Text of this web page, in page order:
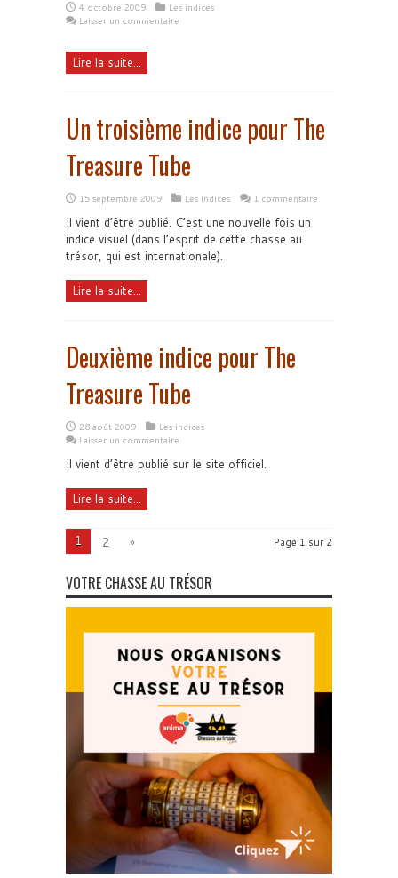
4 octobre 2009
Les indices
Laisser un commentaire
Lire la suite...
Un troisième indice pour The
Treasure Tube
15 septembre 2009 Les indices 1 commentaire
Il vient d’être publié. C’est une nouvelle fois un
indice visuel (dans l’esprit de cette chasse au
trésor, qui est internationale).
Lire la suite...
Deuxième indice pour The
Treasure Tube
28 août 2009
Les indices
Laisser un commentaire
Il vient d’être publié sur le site officiel.
Lire la suite...
Page 1 sur 2
1 2 »
VOTRE CHASSE AU TRÉSOR